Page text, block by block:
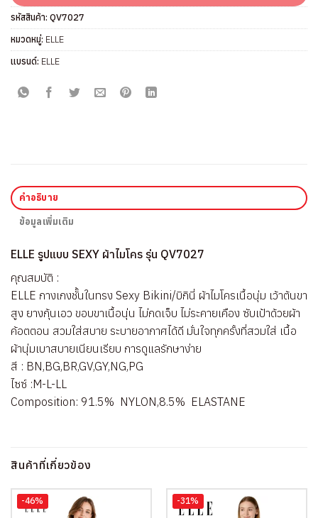
รหัสสินค้า: QV7027
หมวดหมู่: ELLE
แบรนด์: ELLE
คำอธิบาย
ข้อมูลเพิ่มเติม
ELLE รูปแบบ SEXY ผ้าไมโคร รุ่น QV7027
คุณสมบัติ :
ELLE กางเกงชัั้นในทรง Sexy Bikini/บิกินี่ ผ้าไมโครเนื้อนุ่ม เว้าต้นขา
สูง ยางกุ้นเอว ขอบขาเนื้อนุ่น ไม่กดเจ็บ ไม่ระคายเคือง ซับเป้าด้วยผ้า
ค้อตตอน สวมใส่สบาย ระบายอากาศได้ดี มั่นใจทุกครั้งที่สวมใส่ เนื้อ
ผ้านุ่มเบาสบายเนียนเรียบ การดูแลรักษาง่าย
สี : BN,BG,BR,GV,GY,NG,PG
ไซซ์ :M-L-LL
Composition: 91.5% NYLON,8.5% ELASTANE
สินค้าที่เกี่ยวข้อง
-46% -31%